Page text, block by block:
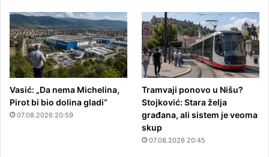
Vasić: „Da nema Michelina,
Pirot bi bio dolina gladi“
07.08.2026 20:59
Tramvaji ponovo u Nišu?
Stojković: Stara želja
građana, ali sistem je veoma
skup
07.08.2026 20:45